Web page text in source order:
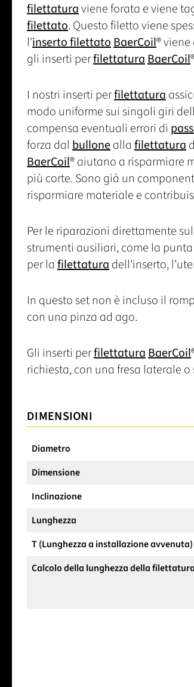
filettaturaviene forata e viene
filettato. Questo filetto viene
l'inserto filettatoBaerCoil®
gli inserti perfilettaturaBaerCoil
I nostri inserti perfilettatura
modo uniforme sui singoli giri
compensa eventuali errori di
forza dal bullonealla filettatura
BaerCoil® aiutano a risparmiare
più corte. Sono già un
risparmiare materiale e
Per le riparazioni direttamente
strumenti ausiliari, come la
per la filettaturadell'inserto,
In questo set non è incluso il
con una pinza ad ago.
Gli inserti perfilettaturaBaerCoil
richiesta, con una fresa laterale o
DIMENSIONI
Diametro
Dimensione
Inclinazione
Lunghezza
T (Lunghezza a installazione avvenuta)
Calcolo della lunghezza della filettatura